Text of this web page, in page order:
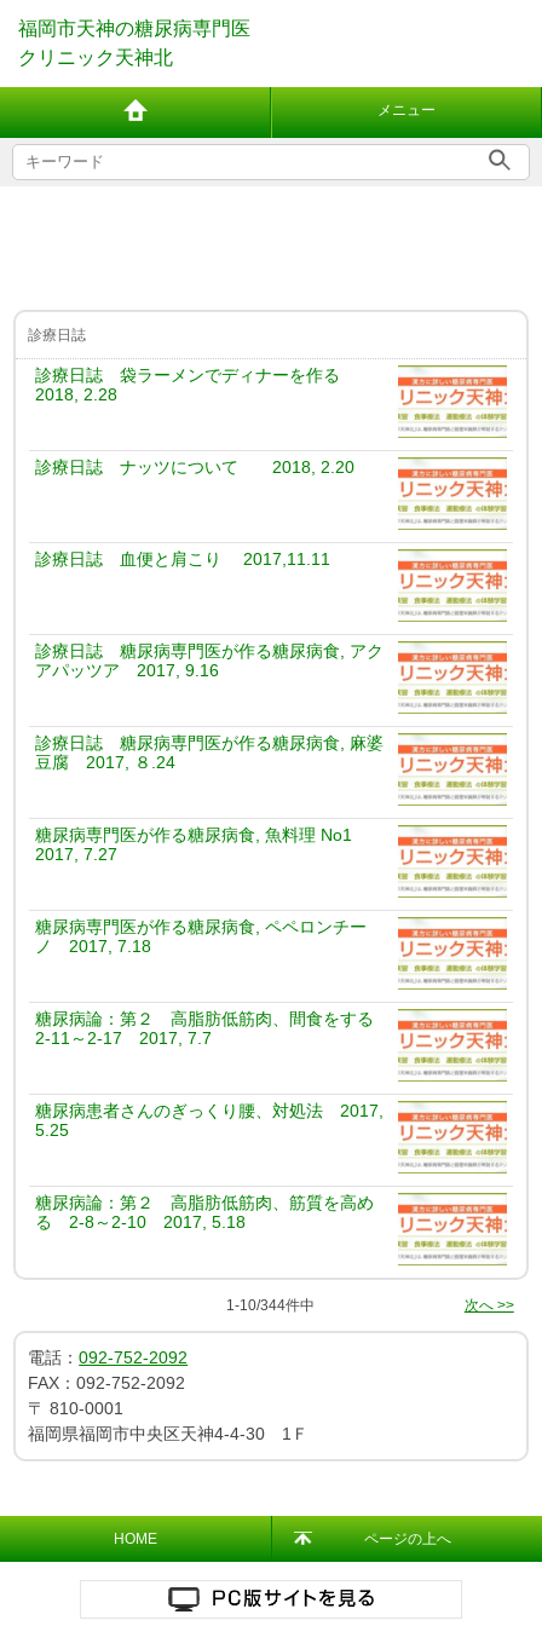
福岡市天神の糖尿病専門医
クリニック天神北
メニュー
診療日誌
診療日誌 袋ラーメンでディナーを作る
2018, 2.28
診療日誌 ナッツについて 2018, 2.20
診療日誌 血便と肩こり 2017,11.11
診療日誌 糖尿病専門医が作る糖尿病食, アク
アパッツア 2017, 9.16
診療日誌 糖尿病専門医が作る糖尿病食, 麻婆
豆腐 2017, ８.24
糖尿病専門医が作る糖尿病食, 魚料理 No1
2017, 7.27
糖尿病専門医が作る糖尿病食, ペペロンチー
ノ 2017, 7.18
糖尿病論：第２ 高脂肪低筋肉、間食をする
2-11～2-17 2017, 7.7
糖尿病患者さんのぎっくり腰、対処法 2017,
5.25
糖尿病論：第２ 高脂肪低筋肉、筋質を高め
る 2-8～2-10 2017, 5.18
1-10/344件中 次へ >>
電話：092-752-2092
FAX：092-752-2092
〒810-0001
福岡県福岡市中央区天神4-4-30 1Ｆ
HOME ページの上へ